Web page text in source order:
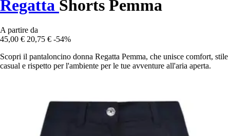
Regatta Shorts Pemma
A partire da
45,00 € 20,75 € -54%
Scopri il pantaloncino donna Regatta Pemma, che unisce comfort, stile
casual e rispetto per l'ambiente per le tue avventure all'aria aperta.